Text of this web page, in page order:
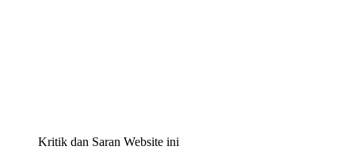
Kritik dan Saran Website ini